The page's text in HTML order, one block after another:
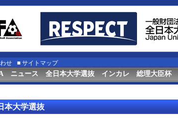
せ ■ サイトマップ
ニュース 全日本大学選抜 インカレ 総理大臣杯
本大学選抜